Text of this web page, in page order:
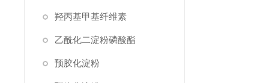
羟丙基甲基纤维素
乙酰化二淀粉磷酸酯
预胶化淀粉